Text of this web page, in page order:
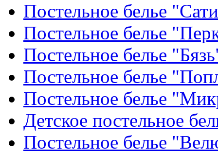
Постельное белье
Постельное белье
Постельное белье
Постельное белье
Постельное белье
Детское постельное
Постельное белье